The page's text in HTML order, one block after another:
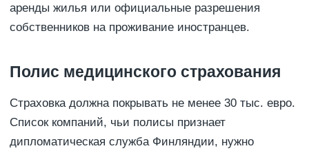
аренды жилья или официальные разрешения
собственников на проживание иностранцев.
Полис медицинского страхования
Страховка должна покрывать не менее 30 тыс. евро.
Список компаний, чьи полисы признает
дипломатическая служба Финляндии, нужно